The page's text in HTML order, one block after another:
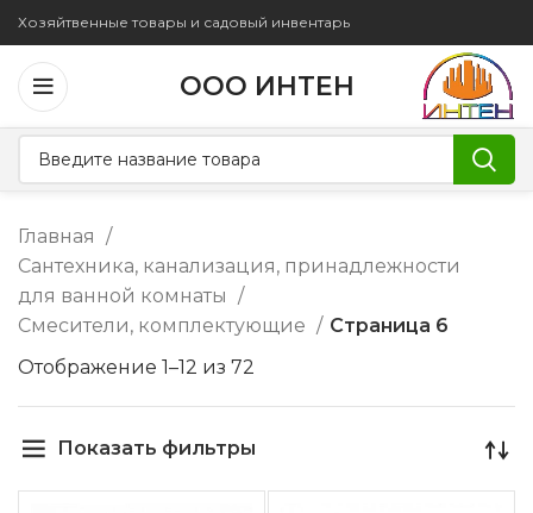
Хозяйтвенные товары и садовый инвентарь
ООО ИНТЕН
Главная
Сантехника, канализация, принадлежности
для ванной комнаты
Смесители, комплектующие
Страница 6
Отображение 1–12 из 72
Показать фильтры